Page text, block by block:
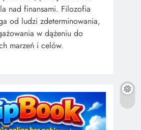
nad finansami. Filozofia
od ludzi zdeterminowania,
w dążeniu do
marzeń i celów.